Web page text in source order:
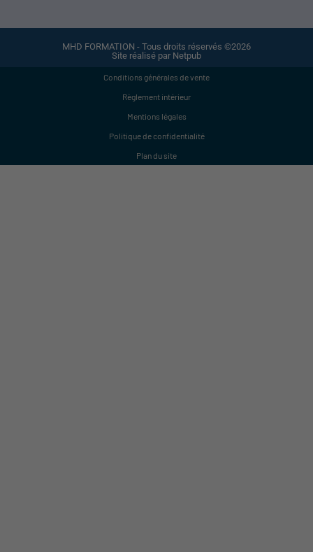
MHD FORMATION - Tous droits réservés ©2026
Site réalisé par Netpub
Conditions générales de vente
Règlement intérieur
Mentions légales
Politique de confidentialité
Plan du site